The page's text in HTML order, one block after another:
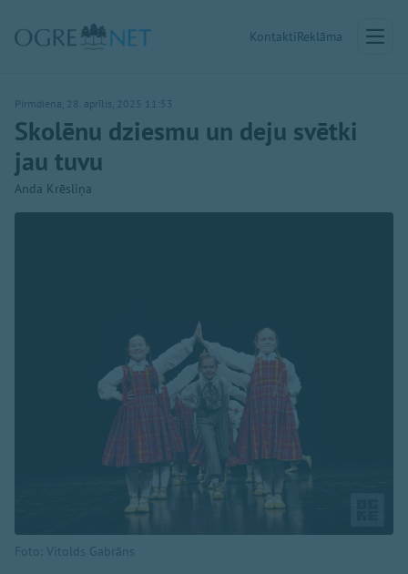
KontaktiReklāma
Pirmdiena, 28. aprīlis, 2025 11:53
Skolēnu dziesmu un deju svētki
jau tuvu
Anda Krēsliņa
Foto: Vitolds Gabrāns